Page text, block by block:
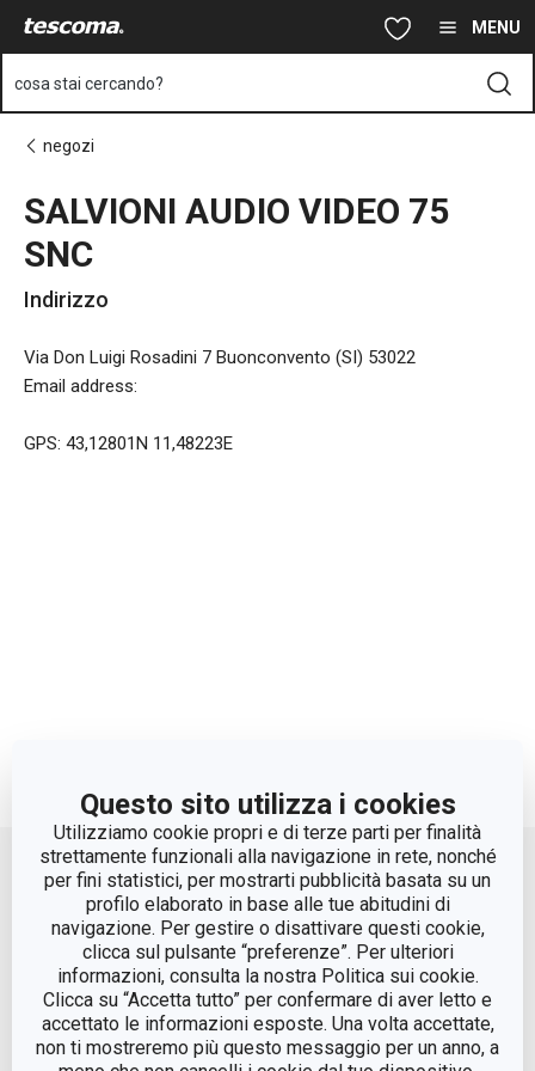
Questo sito utilizza i cookies
Utilizziamo cookie propri e di terze parti per finalità
strettamente funzionali alla navigazione in rete, nonché
per fini statistici, per mostrarti pubblicità basata su un
profilo elaborato in base alle tue abitudini di
navigazione. Per gestire o disattivare questi cookie,
clicca sul pulsante “preferenze”. Per ulteriori
informazioni, consulta la nostra Politica sui cookie.
Clicca su “Accetta tutto” per confermare di aver letto e
accettato le informazioni esposte. Una volta accettate,
non ti mostreremo più questo messaggio per un anno, a
Vai al contenuto principale MENU
cosa stai cercando?
negozi
SALVIONI AUDIO VIDEO 75
SNC
Indirizzo
Via Don Luigi Rosadini 7 Buonconvento (SI) 53022
Email address:
GPS: 43,12801N 11,48223E
Move up
© Tescoma Spa 2024